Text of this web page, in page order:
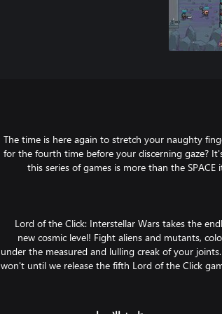
The time is here again to stretch your naughty
for the fourth time before your discerning gaze?
this series of games is more than the
Lord of the Click: Interstellar Wars takes the
new cosmic level! Fight aliens and mutants,
under the measured and lulling creak of your
won't until we release the fifth Lord of the Click